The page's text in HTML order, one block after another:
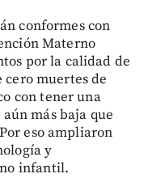
conformes con
Materno
por la calidad de
cero muertes de
con tener una
más baja que
eso ampliaron
y
infantil.